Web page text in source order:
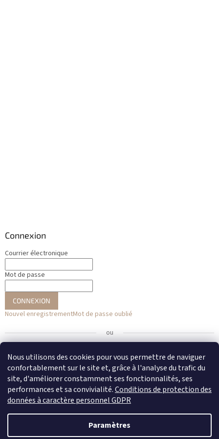
Nous utilisons des cookies pour vous permettre de naviguer
confortablement sur le site et, grâce à l'analyse du trafic du
site, d'améliorer constamment ses fonctionnalités, ses
performances et sa convivialité.Conditions de protection des
données à caractère personnel GDPR
Paramètres
Connexion
Courrier électronique
Mot de passe
CONNEXION
Nouvel enregistrementMot de passe oublié
ou
Se connecter avec Facebook
Se connecter avec Google